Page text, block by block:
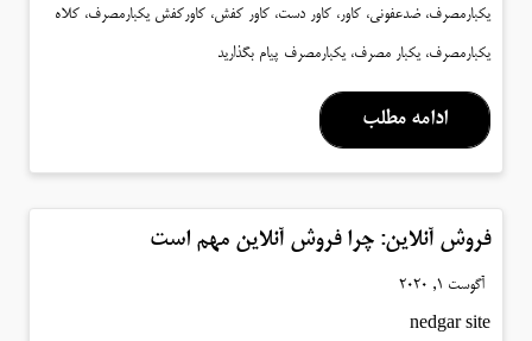
یکبارمصرف، ضدعفونی، کاور، کاور دست، کاور کفش، کاورکفش یکبارمصرف، کلاه
یکبارمصرف، یکبار مصرف، یکبارمصرف پیام بگذارید
ادامه مطلب
فروش آنلاین: چرا فروش آنلاین مهم است
آگوست 1, 2020
nedgar site